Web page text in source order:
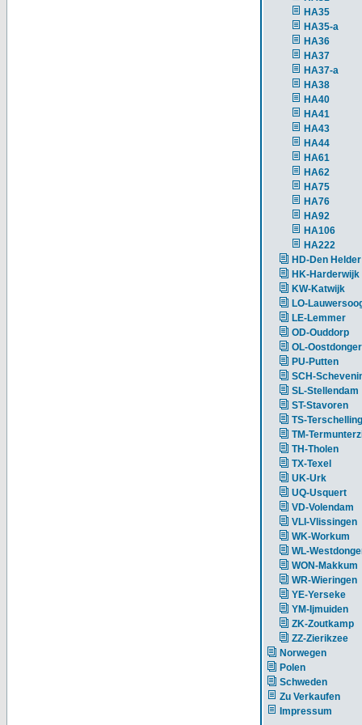
HA35
HA35-a
HA36
HA37
HA37-a
HA38
HA40
HA41
HA43
HA44
HA61
HA62
HA75
HA76
HA92
HA106
HA222
HD-Den Helder
HK-Harderwijk
KW-Katwijk
LO-
LE-Lemmer
OD-Ouddorp
OL-
PU-Putten
SCH-
SL-Stellendam
ST-Stavoren
TS-Terschelling
TM-
TH-Tholen
TX-Texel
UK-Urk
UQ-Usquert
VD-Volendam
VLI-Vlissingen
WK-Workum
WL-
WON-Makkum
WR-Wieringen
YE-Yerseke
YM-Ijmuiden
ZK-Zoutkamp
ZZ-Zierikzee
Norwegen
Polen
Schweden
Zu Verkaufen
Impressum